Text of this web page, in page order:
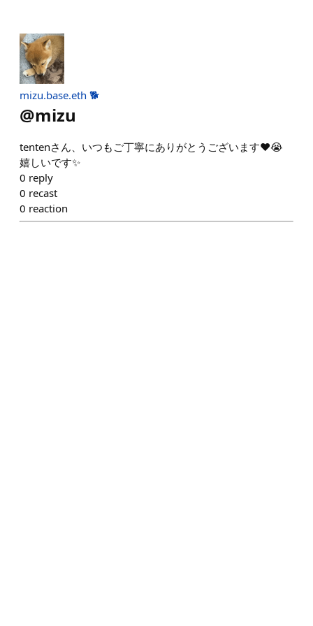
mizu.base.eth 🐕
@mizu
tentenさん、いつもご丁寧にありがとうございます❤️😭
嬉しいです✨
0 reply
0 recast
0 reaction